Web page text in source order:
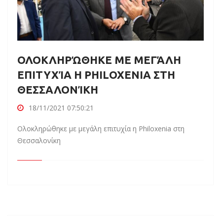
ΟΛΟΚΛΗΡΏΘΗΚΕ ΜΕ ΜΕΓΆΛΗ
ΕΠΙΤΥΧΊΑ Η PHILOXENIA ΣΤΗ
ΘΕΣΣΑΛΟΝΊΚΗ
18/11/2021 07:50:21
Ολοκληρώθηκε με μεγάλη επιτυχία η Philoxenia στη
Θεσσαλονίκη